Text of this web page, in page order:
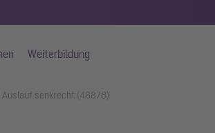
Weiterbildung
Auslauf senkrecht (48878)